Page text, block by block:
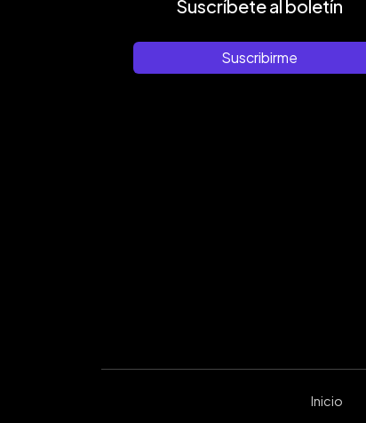
Suscríbete al boletín
Suscribirme
Inicio